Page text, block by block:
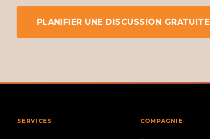
PLANIFIER UNE DISCUSSION GRATUITE
SERVICES COMPAGNIE